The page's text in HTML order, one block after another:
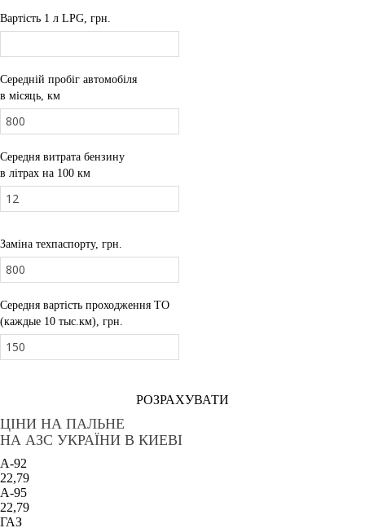
Вартість 1 л LPG, грн.
Середній пробіг автомобіля
в місяць, км
Середня витрата бензину
в літрах на 100 км
Заміна техпаспорту, грн.
Середня вартість проходження ТО
(каждые 10 тыс.км), грн.
РОЗРАХУВАТИ
ЦІНИ НА ПАЛЬНЕ
НА АЗС УКРАЇНИ В КИЕВІ
A-92
22,79
A-95
22,79
ГАЗ